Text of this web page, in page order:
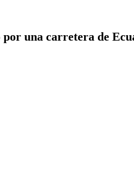
por una carretera de